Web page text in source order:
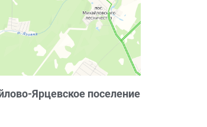
Ярцевское поселение